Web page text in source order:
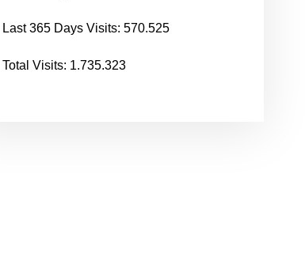
Last 365 Days Visits: 570.525
Total Visits: 1.735.323